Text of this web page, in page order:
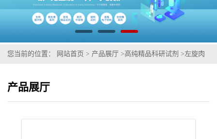
您当前的位置： 网站首页 > 产品展厅 >高纯精品科研试剂 >左旋肉
产品展厅